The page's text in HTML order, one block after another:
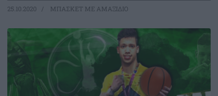
25.10.2020 ΜΠΑΣΚΕΤ ΜΕ ΑΜΑΞΙΔΙΟ